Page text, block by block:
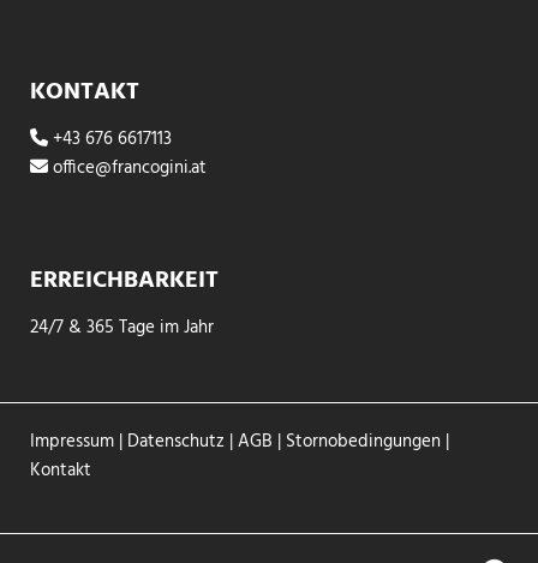
KONTAKT
 +43 676 6617113
 office@francogini.at
ERREICHBARKEIT
24/7 & 365 Tage im Jahr
Impressum | Datenschutz |AGB | Stornobedingungen |
Kontakt